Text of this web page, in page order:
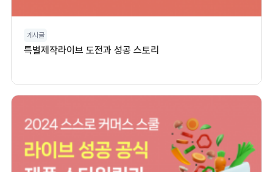
게시글
특별제작라이브 도전과 성공 스토리